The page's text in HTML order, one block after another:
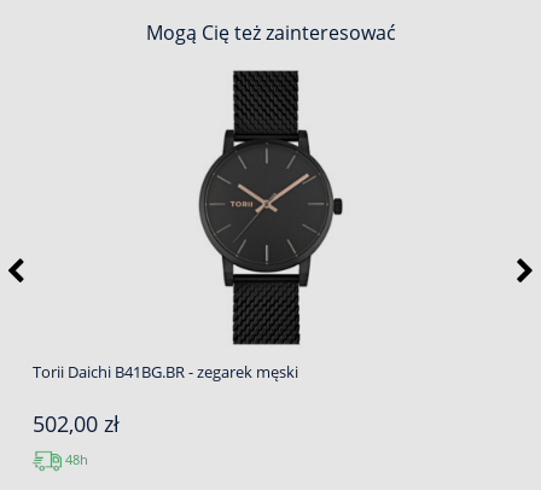
Mogą Cię też zainteresować
Torii Daichi B41BG.BR - zegarek męski
502,00 zł
48h